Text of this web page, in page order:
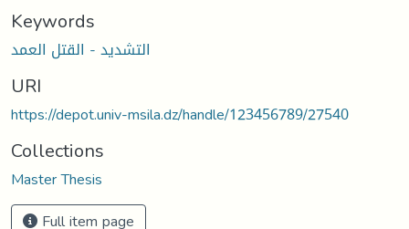
Keywords
التشديد - القتل العمد
URI
https://depot.univ-msila.dz/handle/123456789/27540
Collections
Master Thesis
Full item page